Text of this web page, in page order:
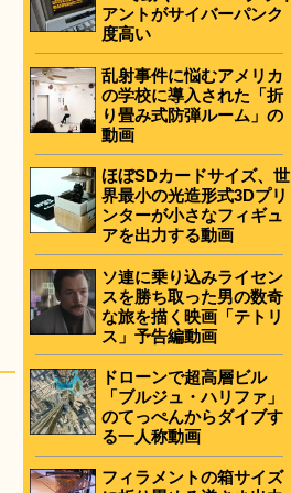
アントがサイバーパンク
度高い
乱射事件に悩むアメリカ
の学校に導入された「折
り畳み式防弾ルーム」の
動画
ほぼSDカードサイズ、世
界最小の光造形式3Dプリ
ンターが小さなフィギュ
アを出力する動画
ソ連に乗り込みライセン
スを勝ち取った男の数奇
な旅を描く映画「テトリ
ス」予告編動画
ドローンで超高層ビル
「ブルジュ・ハリファ」
のてっぺんからダイブす
る一人称動画
フィラメントの箱サイズ